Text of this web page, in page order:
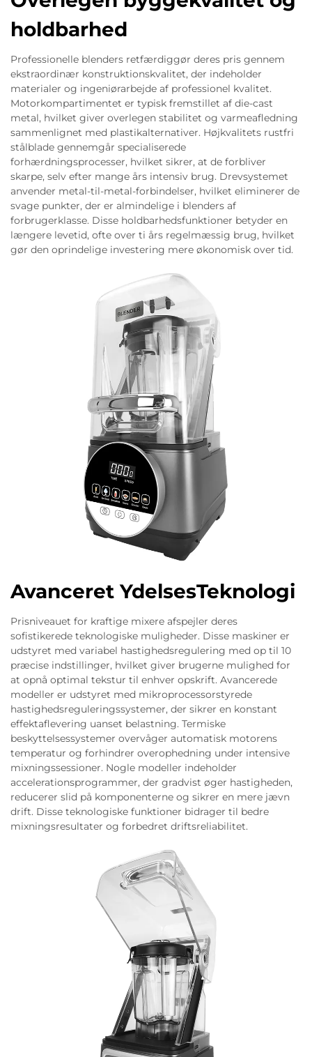
holdbarhed
Professionelle blenders retfærdiggør deres pris gennem
ekstraordinær konstruktionskvalitet, der indeholder
materialer og ingeniørarbejde af professionel kvalitet.
Motorkompartimentet er typisk fremstillet af die-cast
metal, hvilket giver overlegen stabilitet og varmeafledning
sammenlignet med plastikalternativer. Højkvalitets rustfri
stålblade gennemgår specialiserede
forhærdningsprocesser, hvilket sikrer, at de forbliver
skarpe, selv efter mange års intensiv brug. Drevsystemet
anvender metal-til-metal-forbindelser, hvilket eliminerer de
svage punkter, der er almindelige i blenders af
forbrugerklasse. Disse holdbarhedsfunktioner betyder en
længere levetid, ofte over ti års regelmæssig brug, hvilket
gør den oprindelige investering mere økonomisk over tid.
Avanceret YdelsesTeknologi
Prisniveauet for kraftige mixere afspejler deres
sofistikerede teknologiske muligheder. Disse maskiner er
udstyret med variabel hastighedsregulering med op til 10
præcise indstillinger, hvilket giver brugerne mulighed for
at opnå optimal tekstur til enhver opskrift. Avancerede
modeller er udstyret med mikroprocessorstyrede
hastighedsreguleringssystemer, der sikrer en konstant
effektaflevering uanset belastning. Termiske
beskyttelsessystemer overvåger automatisk motorens
temperatur og forhindrer overophedning under intensive
mixningssessioner. Nogle modeller indeholder
accelerationsprogrammer, der gradvist øger hastigheden,
reducerer slid på komponenterne og sikrer en mere jævn
drift. Disse teknologiske funktioner bidrager til bedre
mixningsresultater og forbedret driftsreliabilitet.